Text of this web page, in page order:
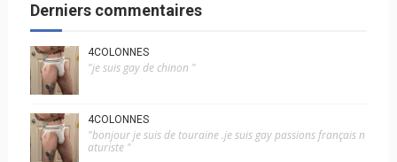
Derniers commentaires
4COLONNES
"je suis gay de chinon "
4COLONNES
"bonjour je suis de touraine .je suis gay passions français n
aturiste "